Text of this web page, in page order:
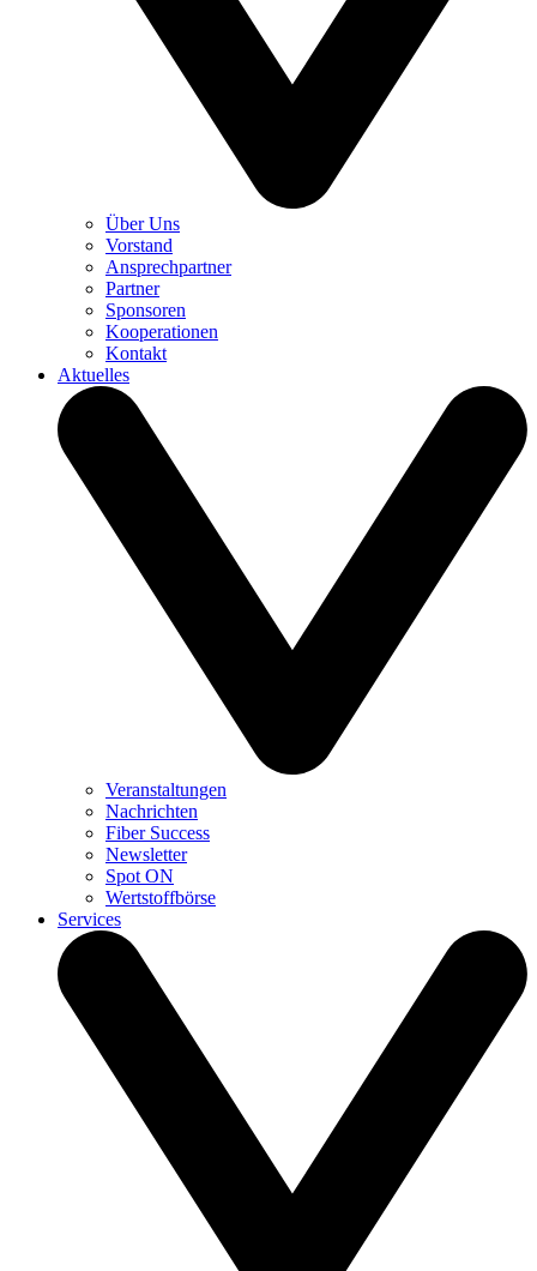
Über Uns
Vorstand
Ansprechpartner
Partner
Sponsoren
Kooperationen
Kontakt
Aktuelles
Veranstaltungen
Nachrichten
Fiber Success
Newsletter
Spot ON
Wertstoffbörse
Services